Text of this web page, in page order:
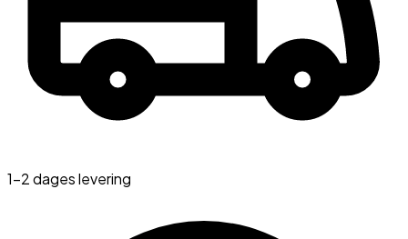
1-2 dages levering